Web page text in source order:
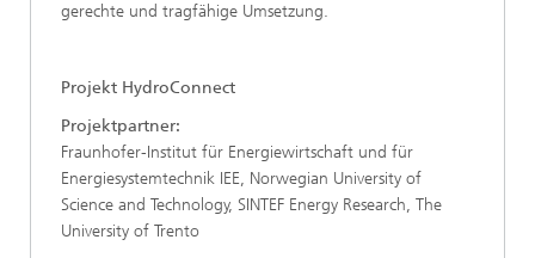
gerechte und tragfähige Umsetzung.
Projekt HydroConnect
Projektpartner:
Fraunhofer-Institut für Energiewirtschaft und für
Energiesystemtechnik IEE, Norwegian University of
Science and Technology, SINTEF Energy Research, The
University of Trento